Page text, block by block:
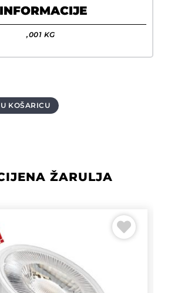
,001 KG
KOŠARICU
ŽARULJA